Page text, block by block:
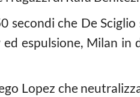
secondi che De Sciglio
espulsione, Milan in
Lopez che